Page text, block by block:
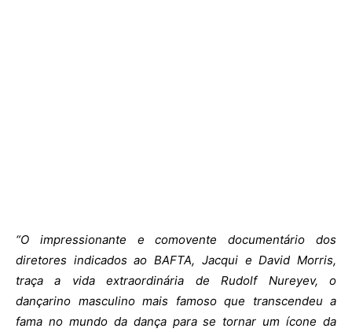
“O impressionante e comovente documentário dos
diretores indicados ao BAFTA, Jacqui e David Morris,
traça a vida extraordinária de Rudolf Nureyev, o
dançarino masculino mais famoso que transcendeu a
fama no mundo da dança para se tornar um ícone da